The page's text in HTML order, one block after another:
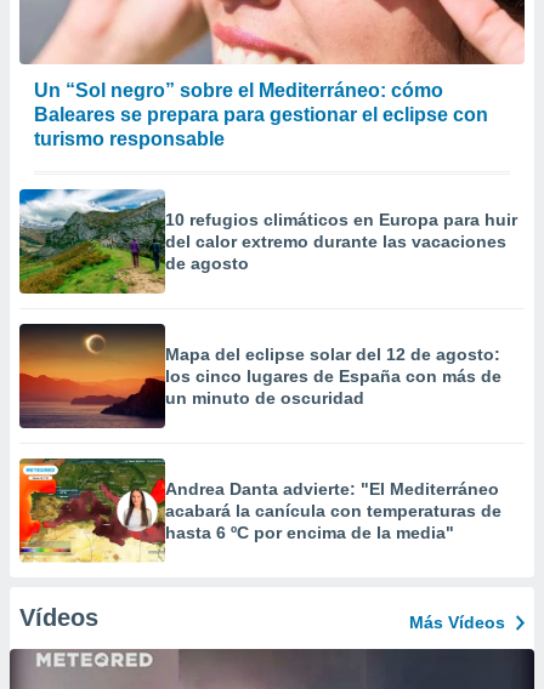
Un “Sol negro” sobre el Mediterráneo: cómo
Baleares se prepara para gestionar el eclipse con
turismo responsable
10 refugios climáticos en Europa para huir
del calor extremo durante las vacaciones
de agosto
Mapa del eclipse solar del 12 de agosto:
los cinco lugares de España con más de
un minuto de oscuridad
Andrea Danta advierte: "El Mediterráneo
acabará la canícula con temperaturas de
hasta 6 ºC por encima de la media"
Vídeos Más Vídeos